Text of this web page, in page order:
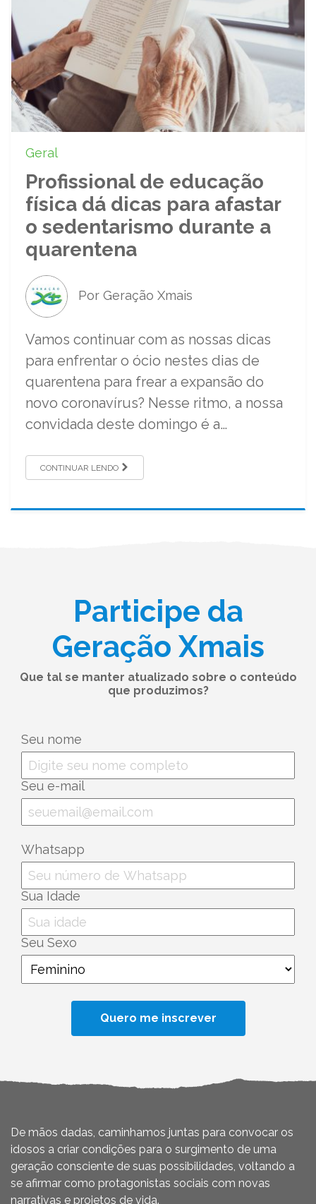
Geral
Profissional de educação
física dá dicas para afastar
o sedentarismo durante a
quarentena
Por Geração Xmais
Vamos continuar com as nossas dicas
para enfrentar o ócio nestes dias de
quarentena para frear a expansão do
novo coronavírus? Nesse ritmo, a nossa
convidada deste domingo é a…
CONTINUAR LENDO
Participe da
Geração Xmais
Que tal se manter atualizado sobre o conteúdo
que produzimos?
Seu nome
Seu e-mail
Whatsapp
Sua Idade
Seu Sexo
De mãos dadas, caminhamos juntas para convocar os
idosos a criar condições para o surgimento de uma
geração consciente de suas possibilidades, voltando a
se afirmar como protagonistas sociais com novas
narrativas e projetos de vida.